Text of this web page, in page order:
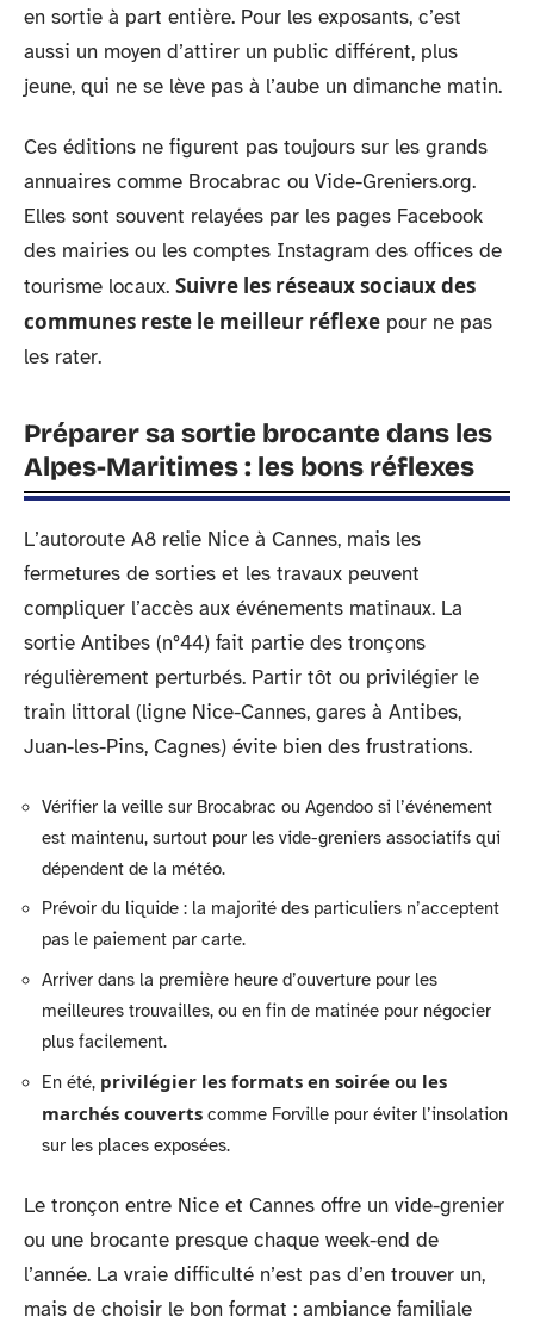
en sortie à part entière. Pour les exposants, c’est
aussi un moyen d’attirer un public différent, plus
jeune, qui ne se lève pas à l’aube un dimanche matin.
Ces éditions ne figurent pas toujours sur les grands
annuaires comme Brocabrac ou Vide-Greniers.org.
Elles sont souvent relayées par les pages Facebook
des mairies ou les comptes Instagram des offices de
tourisme locaux. Suivre les réseaux sociaux des
communes reste le meilleur réflexe pour ne pas
les rater.
Préparer sa sortie brocante dans les
Alpes-Maritimes : les bons réflexes
L’autoroute A8 relie Nice à Cannes, mais les
fermetures de sorties et les travaux peuvent
compliquer l’accès aux événements matinaux. La
sortie Antibes (n°44) fait partie des tronçons
régulièrement perturbés. Partir tôt ou privilégier le
train littoral (ligne Nice-Cannes, gares à Antibes,
Juan-les-Pins, Cagnes) évite bien des frustrations.
Vérifier la veille sur Brocabrac ou Agendoo si l’événement
est maintenu, surtout pour les vide-greniers associatifs qui
dépendent de la météo.
Prévoir du liquide : la majorité des particuliers n’acceptent
pas le paiement par carte.
Arriver dans la première heure d’ouverture pour les
meilleures trouvailles, ou en fin de matinée pour négocier
plus facilement.
En été, privilégier les formats en soirée ou les
marchés couverts comme Forville pour éviter l’insolation
sur les places exposées.
Le tronçon entre Nice et Cannes offre un vide-grenier
ou une brocante presque chaque week-end de
l’année. La vraie difficulté n’est pas d’en trouver un,
mais de choisir le bon format : ambiance familiale